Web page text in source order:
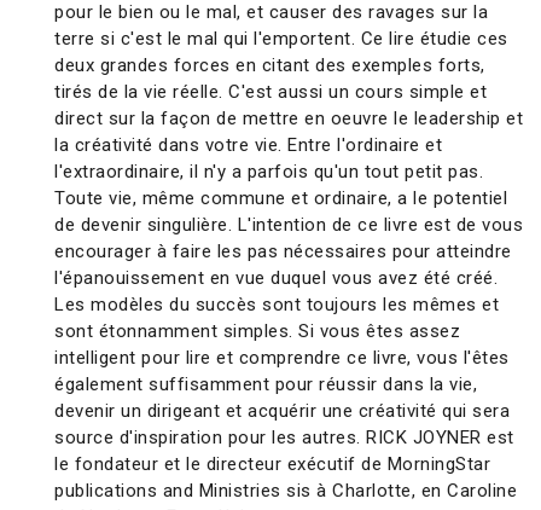
pour le bien ou le mal, et causer des ravages sur la
terre si c'est le mal qui l'emportent. Ce lire étudie ces
deux grandes forces en citant des exemples forts,
tirés de la vie réelle. C'est aussi un cours simple et
direct sur la façon de mettre en oeuvre le leadership et
la créativité dans votre vie. Entre l'ordinaire et
l'extraordinaire, il n'y a parfois qu'un tout petit pas.
Toute vie, même commune et ordinaire, a le potentiel
de devenir singulière. L'intention de ce livre est de vous
encourager à faire les pas nécessaires pour atteindre
l'épanouissement en vue duquel vous avez été créé.
Les modèles du succès sont toujours les mêmes et
sont étonnamment simples. Si vous êtes assez
intelligent pour lire et comprendre ce livre, vous l'êtes
également suffisamment pour réussir dans la vie,
devenir un dirigeant et acquérir une créativité qui sera
source d'inspiration pour les autres. RICK JOYNER est
le fondateur et le directeur exécutif de MorningStar
publications and Ministries sis à Charlotte, en Caroline